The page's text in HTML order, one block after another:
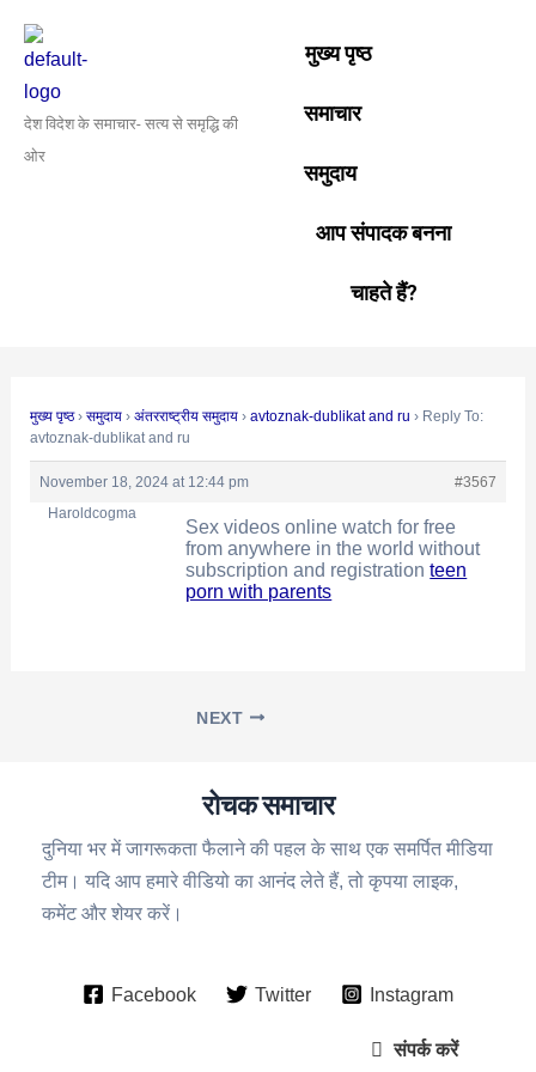
content
देश विदेश के समाचार- सत्य से समृद्धि की
ओर
मुख्य पृष्ठ
समाचार
समुदाय
आप संपादक बनना
चाहते हैं?
मुख्य पृष्ठ › समुदाय › अंतरराष्ट्रीय समुदाय › avtoznak-dublikat and ru › Reply To:
avtoznak-dublikat and ru
November 18, 2024 at 12:44 pm
#3567
Haroldcogma
Sех videos online watch for free
from anywhere in the world without
subscription and registrationteen
porn with parents
navigation
NEXT
रोचक समाचार
दुनिया भर में जागरूकता फैलाने की पहल के साथ एक समर्पित मीडिया
टीम। यदि आप हमारे वीडियो का आनंद लेते हैं, तो कृपया लाइक,
कमेंट और शेयर करें।
Facebook Twitter Instagram
संपर्क करें